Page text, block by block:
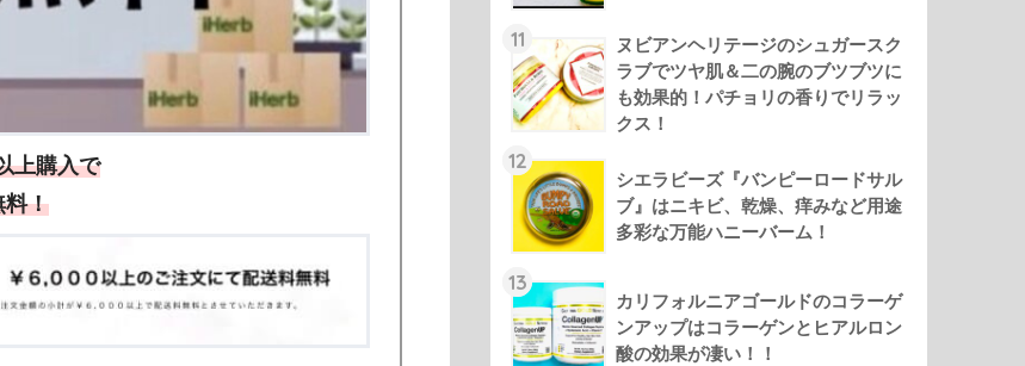
上購入で
料！
11
ヌビアンヘリテージのシュガースク
ラブでツヤ肌＆二の腕のブツブツに
も効果的！パチョリの香りでリラッ
クス！
12
シエラビーズ『バンピーロードサル
ブ』はニキビ、乾燥、痒みなど用途
多彩な万能ハニーバーム！
13
カリフォルニアゴールドのコラーゲ
ンアップはコラーゲンとヒアルロン
酸の効果が凄い！！